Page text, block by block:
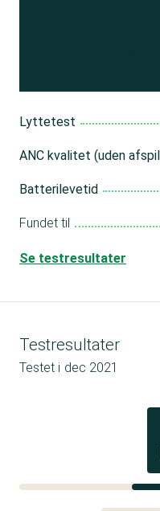
Lyttetest
ANC kvalitet (uden
Batterilevetid
Fundet til
Se testresultater
Testresultater
Testet i dec 2021